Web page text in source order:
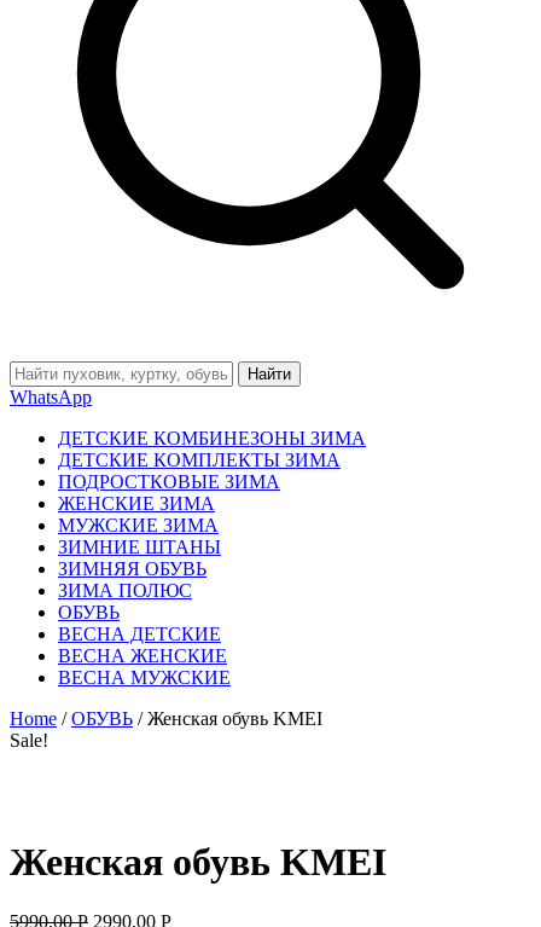
Найти
WhatsApp
ДЕТСКИЕ КОМБИНЕЗОНЫ ЗИМА
ДЕТСКИЕ КОМПЛЕКТЫ ЗИМА
ПОДРОСТКОВЫЕ ЗИМА
ЖЕНСКИЕ ЗИМА
МУЖСКИЕ ЗИМА
ЗИМНИЕ ШТАНЫ
ЗИМНЯЯ ОБУВЬ
ЗИМА ПОЛЮС
ОБУВЬ
ВЕСНА ДЕТСКИЕ
ВЕСНА ЖЕНСКИЕ
ВЕСНА МУЖСКИЕ
Home /ОБУВЬ / Женская обувь KMEI
Sale!
Женская обувь KMEI
5990,00Р 2990,00 Р